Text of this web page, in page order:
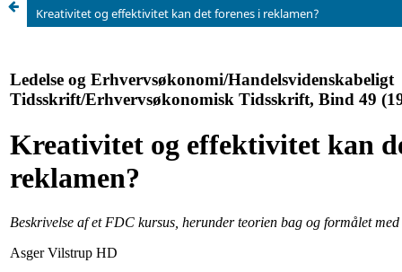
Kreativitet og effektivitet kan det forenes i reklamen?